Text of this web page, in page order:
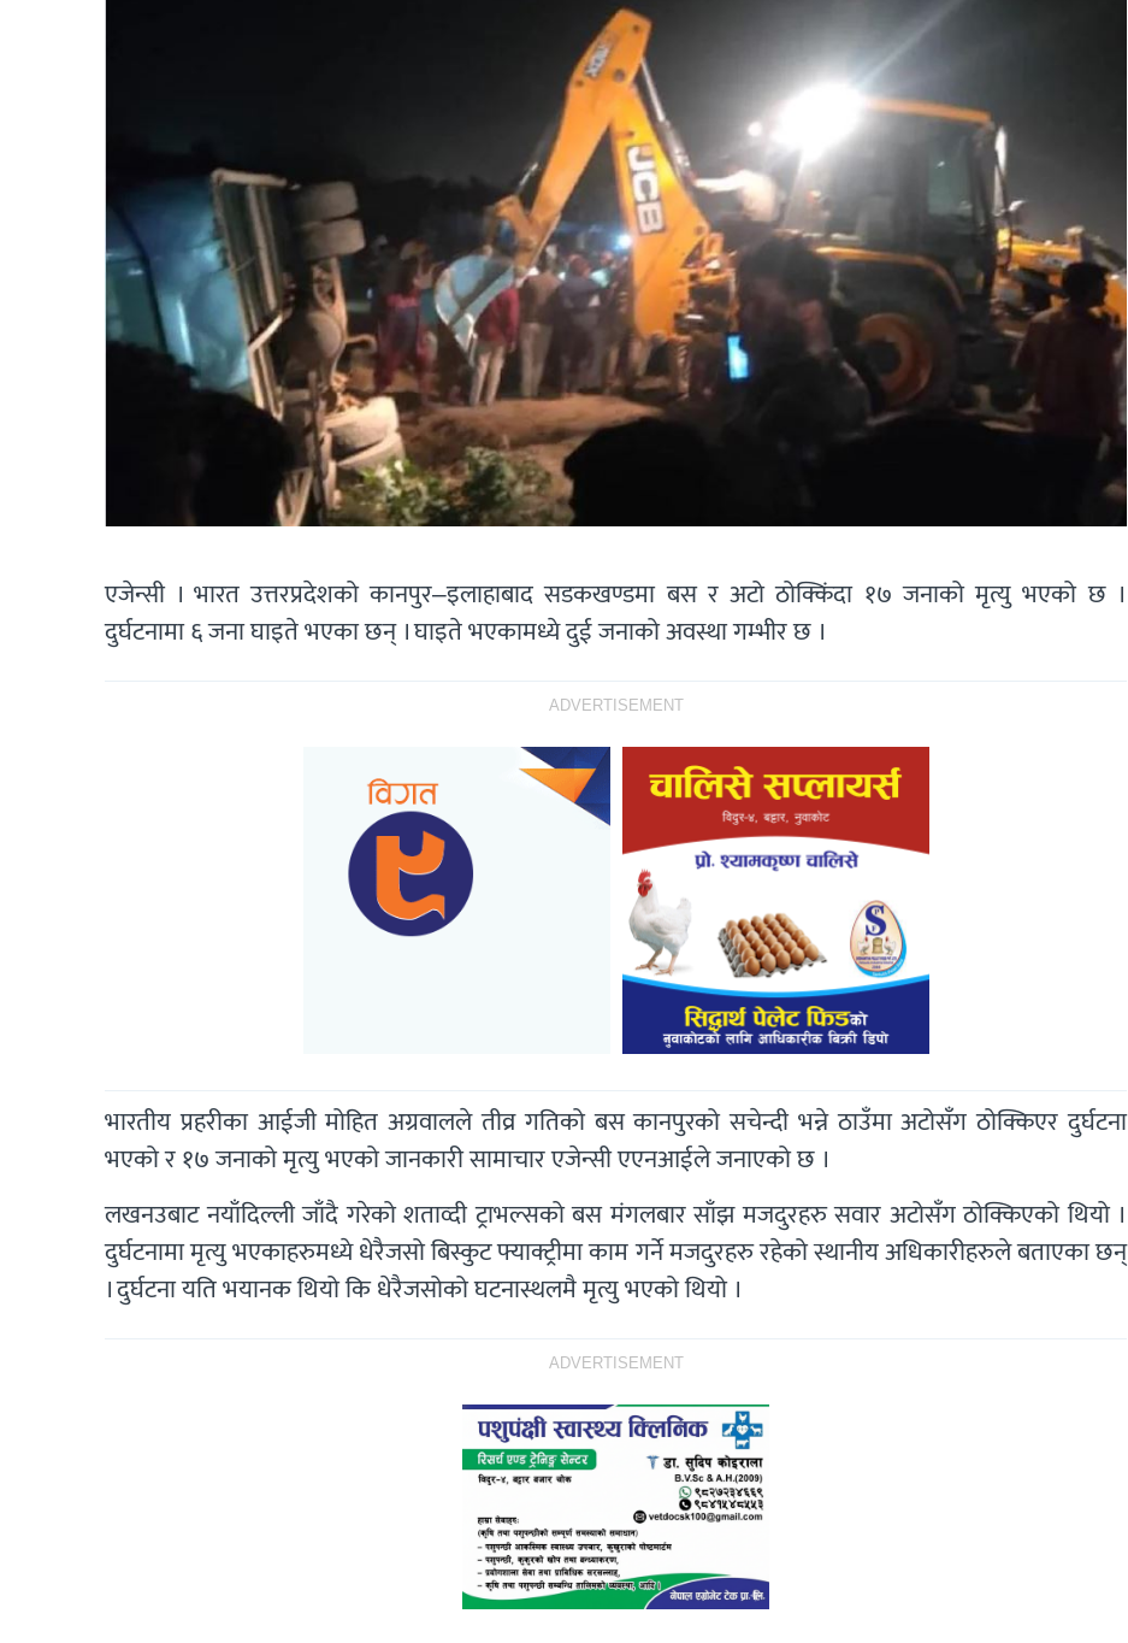
एजेन्सी । भारत उत्तरप्रदेशको कानपुर–इलाहाबाद सडकखण्डमा बस र अटो ठोक्किंदा १७ जनाको मृत्यु भएको छ ।
दुर्घटनामा ६ जना घाइते भएका छन् । घाइते भएकामध्ये दुई जनाको अवस्था गम्भीर छ ।
ADVERTISEMENT
भारतीय प्रहरीका आईजी मोहित अग्रवालले तीव्र गतिको बस कानपुरको सचेन्दी भन्ने ठाउँमा अटोसँग ठोक्किएर दुर्घटना
भएको र १७ जनाको मृत्यु भएको जानकारी सामाचार एजेन्सी एएनआईले जनाएको छ ।
लखनउबाट नयाँदिल्ली जाँदै गरेको शताव्दी ट्राभल्सको बस मंगलबार साँझ मजदुरहरु सवार अटोसँग ठोक्किएको थियो ।
दुर्घटनामा मृत्यु भएकाहरुमध्ये धेरैजसो बिस्कुट फ्याक्ट्रीमा काम गर्ने मजदुरहरु रहेको स्थानीय अधिकारीहरुले बताएका छन्
। दुर्घटना यति भयानक थियो कि धेरैजसोको घटनास्थलमै मृत्यु भएको थियो ।
ADVERTISEMENT